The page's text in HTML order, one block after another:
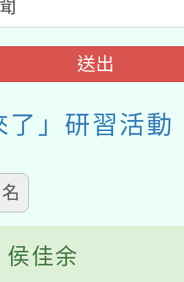
送出
了」研習活動
侯佳余